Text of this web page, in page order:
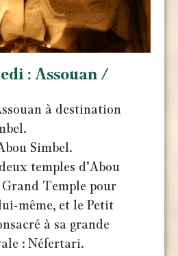
: Assouan /
à destination
Simbel.
temples d’Abou
Grand Temple pour
même, et le Petit
à sa grande
: Néfertari.